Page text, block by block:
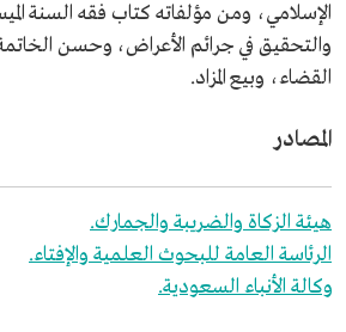
الإسلامي، ومن مؤلفاته كتاب فقه السنة
والتحقيق في جرائم الأعراض، وحسن
القضاء، وبيع المزاد.
المصادر
هيئة الزكاة والضريبة والجمارك.
الرئاسة العامة للبحوث العلمية والإفتاء.
وكالة الأنباء السعودية.